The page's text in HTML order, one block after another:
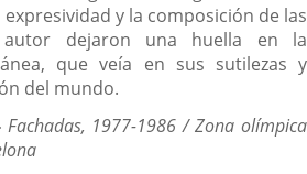
y la composición de las
dejaron una huella en la
que veía en sus sutilezas y
del mundo.
Fachadas, 1977-1986 / Zona olímpica